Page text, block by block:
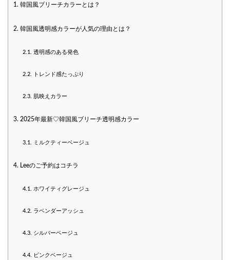
1. 韓国風ブリーチカラーとは？
2. 韓国風透明感カラーが人気の理由とは？
2.1. 透明感のある発色
2.2. トレンド感たっぷり
2.3. 肌映えカラー
3. 2025年最新♡韓国風ブリーチ透明感カラー
3.1. ミルクティーベージュ
4. Leeのご予約はコチラ
4.1. ホワイティグレージュ
4.2. ラベンダーアッシュ
4.3. シルバーベージュ
4.4. ピンクベージュ